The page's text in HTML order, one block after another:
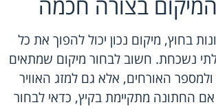
בחוץ, מיקום נכון יכול להפוך את כל
נשכחת. חשוב לבחור מיקום שמתאים
האורחים, אלא גם למזג האוויר
החתונה מתקיימת בקיץ, כדאי לבחור